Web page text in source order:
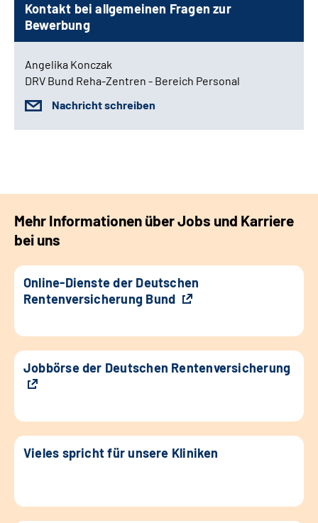
Kontakt bei allgemeinen Fragen zur
Bewerbung
Angelika Konczak
DRV Bund Reha-Zentren - Bereich Personal
Nachricht schreiben
Mehr Informationen über Jobs und Karriere
bei uns
Online-Dienste der Deutschen
Rentenversicherung Bund
Jobbörse der Deutschen Rentenversicherung
Vieles spricht für unsere Kliniken